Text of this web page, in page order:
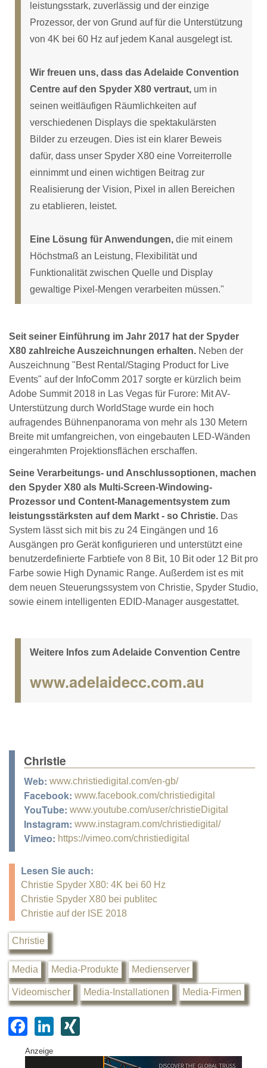
leistungsstark, zuverlässig und der einzige
Prozessor, der von Grund auf für die Unterstützung
von 4K bei 60 Hz auf jedem Kanal ausgelegt ist.
Wir freuen uns, dass das Adelaide Convention
Centre auf den Spyder X80 vertraut, um in
seinen weitläufigen Räumlichkeiten auf
verschiedenen Displays die spektakulärsten
Bilder zu erzeugen. Dies ist ein klarer Beweis
dafür, dass unser Spyder X80 eine Vorreiterrolle
einnimmt und einen wichtigen Beitrag zur
Realisierung der Vision, Pixel in allen Bereichen
zu etablieren, leistet.
Eine Lösung für Anwendungen, die mit einem
Höchstmaß an Leistung, Flexibilität und
Funktionalität zwischen Quelle und Display
gewaltige Pixel-Mengen verarbeiten müssen."
Seit seiner Einführung im Jahr 2017 hat der Spyder
X80 zahlreiche Auszeichnungen erhalten. Neben der
Auszeichnung "Best Rental/Staging Product for Live
Events" auf der InfoComm 2017 sorgte er kürzlich beim
Adobe Summit 2018 in Las Vegas für Furore: Mit AV-
Unterstützung durch WorldStage wurde ein hoch
aufragendes Bühnenpanorama von mehr als 130 Metern
Breite mit umfangreichen, von eingebauten LED-Wänden
eingerahmten Projektionsflächen erschaffen.
Seine Verarbeitungs- und Anschlussoptionen, machen
den Spyder X80 als Multi-Screen-Windowing-
Prozessor und Content-Managementsystem zum
leistungsstärksten auf dem Markt - so Christie. Das
System lässt sich mit bis zu 24 Eingängen und 16
Ausgängen pro Gerät konfigurieren und unterstützt eine
benutzerdefinierte Farbtiefe von 8 Bit, 10 Bit oder 12 Bit pro
Farbe sowie High Dynamic Range. Außerdem ist es mit
dem neuen Steuerungssystem von Christie, Spyder Studio,
sowie einem intelligenten EDID-Manager ausgestattet.
Weitere Infos zum Adelaide Convention Centre
www.adelaidecc.com.au
Christie
Web: www.christiedigital.com/en-gb/
Facebook: www.facebook.com/christiedigital
YouTube: www.youtube.com/user/christieDigital
Instagram: www.instagram.com/christiedigital/
Vimeo: https://vimeo.com/christiedigital
Lesen Sie auch:
Christie Spyder X80: 4K bei 60 Hz
Christie Spyder X80 bei publitec
Christie auf der ISE 2018
Christie
Media Media-Produkte Medienserver
Videomischer Media-Installationen Media-Firmen
F
a
c
Li
k
G
Anzeige